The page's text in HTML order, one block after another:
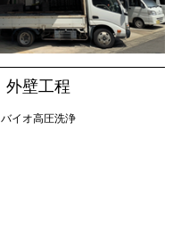
外壁工程
バイオ高圧洗浄